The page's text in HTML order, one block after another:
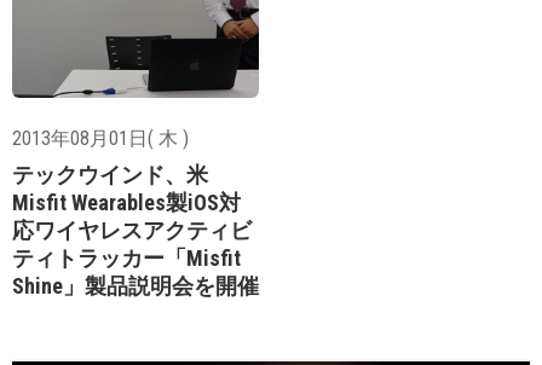
2013年08月01日( 木 )
テックウインド、米
Misfit Wearables製iOS対
応ワイヤレスアクティビ
ティトラッカー「Misfit
Shine」製品説明会を開催